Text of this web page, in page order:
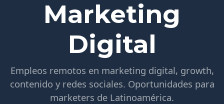
Marketing
Digital
Empleos remotos en marketing digital, growth,
contenido y redes sociales. Oportunidades para
marketers de Latinoamérica.